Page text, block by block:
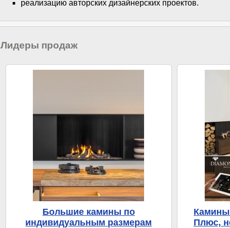
реализацию авторских дизайнерских проектов.
Лидеры продаж
Большие камины по
индивидуальным размерам
Плюс,